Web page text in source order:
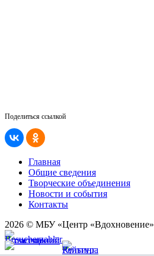
Поделиться ссылкой
Главная
Общие сведения
Творческие объединения
Новости и события
Контакты
2026 © МБУ «Центр «Вдохновение»